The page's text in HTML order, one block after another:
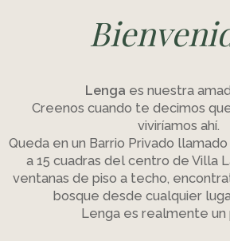
Lenga es nuestra
Creenos cuando te decimos
viviríamos ahí.
Queda en un Barrio Privado
a 15 cuadras del centro de Villa
ventanas de piso a techo,
bosque desde cualquier
Lenga es realmente un